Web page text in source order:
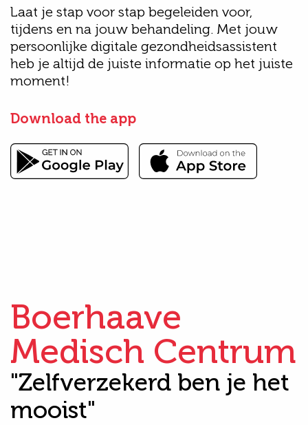
Laat je stap voor stap begeleiden voor,
tijdens en na jouw behandeling. Met jouw
persoonlijke digitale gezondheidsassistent
heb je altijd de juiste informatie op het juiste
moment!
Download the app
Boerhaave
Medisch Centrum
"Zelfverzekerd ben je het
mooist"